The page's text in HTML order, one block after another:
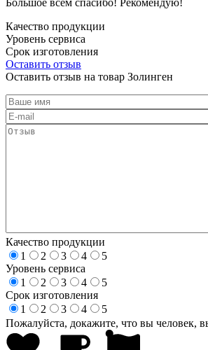
Качество продукции
Уровень сервиса
Срок изготовления
Оставить отзыв
Оставить отзыв на товар Золинген
Качество продукции
1
2 3 4
5
Уровень сервиса
1
2 3 4
5
Срок изготовления
1
2 3 4
5
Пожалуйста, докажите, что вы человек,